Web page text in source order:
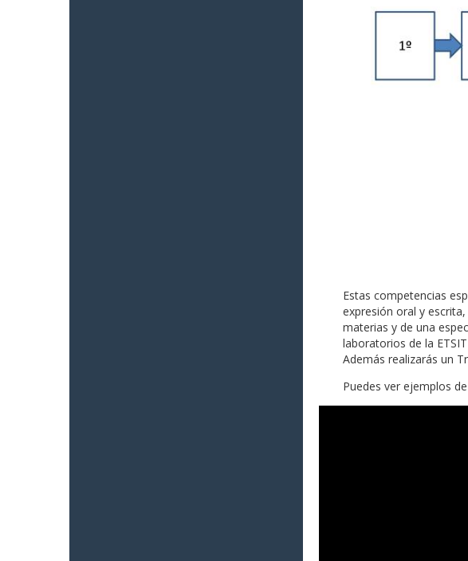
Estas competencias
expresión oral y
materias y de una
laboratorios de la
Además realizarás un
Puedes ver ejemplos